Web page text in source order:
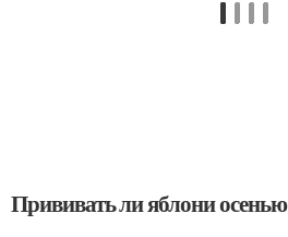
Прививать ли яблони осенью